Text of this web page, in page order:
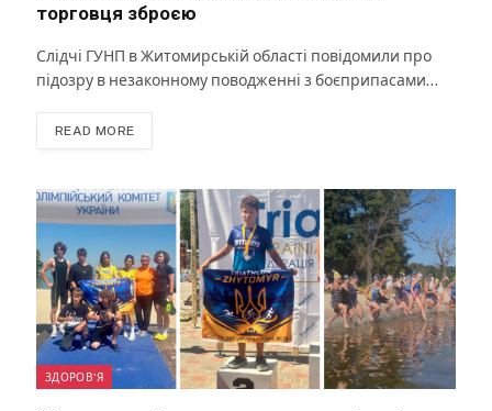
торговця зброєю
Слідчі ГУНП в Житомирській області повідомили про
підозру в незаконному поводженні з боєприпасами…
READ MORE
ЗДОРОВ'Я